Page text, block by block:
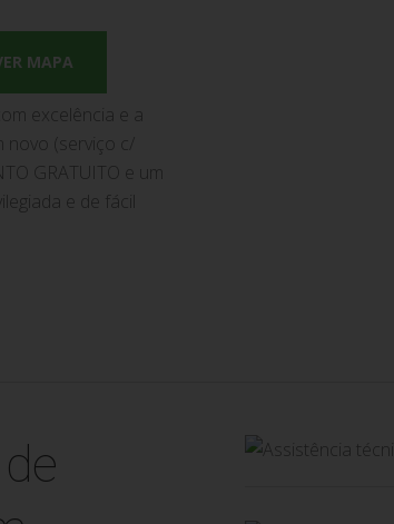
MAPA
excelência e a
(serviço c/
GRATUITO e um
e de fácil